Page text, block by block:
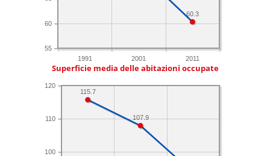
1991 2001 2011
55
60
60.3
Superficie media delle abitazioni occupate
100
110
120
107.9
115.7